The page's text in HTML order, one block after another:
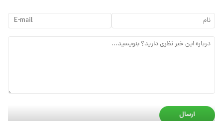
ارسال